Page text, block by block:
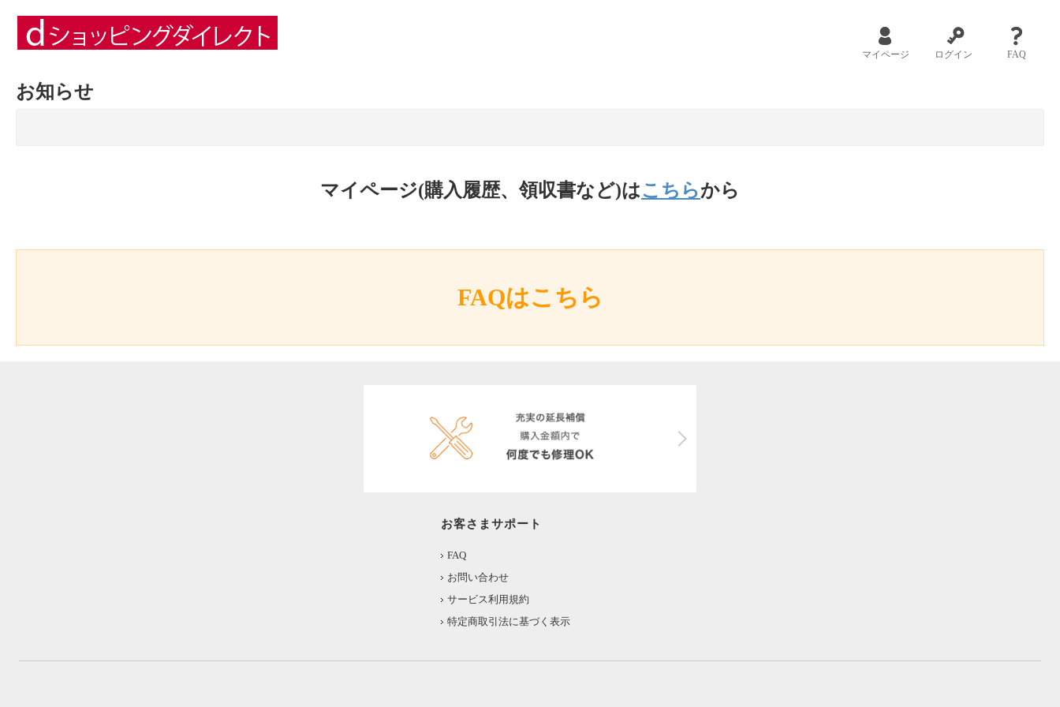
マイページ ログイン FAQ
お知らせ
マイページ(購入履歴、領収書など)はこちらから
FAQはこちら
お客さまサポート
FAQ
お問い合わせ
サービス利用規約
特定商取引法に基づく表示